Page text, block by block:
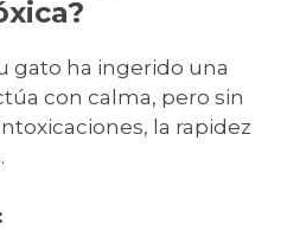
gato ha ingerido una
con calma, pero sin
la rapidez